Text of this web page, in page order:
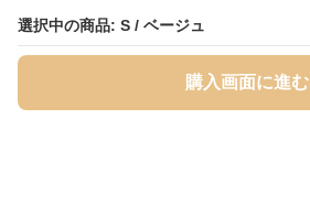
選択中の商品: S / ベージュ
購入画面に進む
選択中の商品: S / ベージュ
購入画面に進む